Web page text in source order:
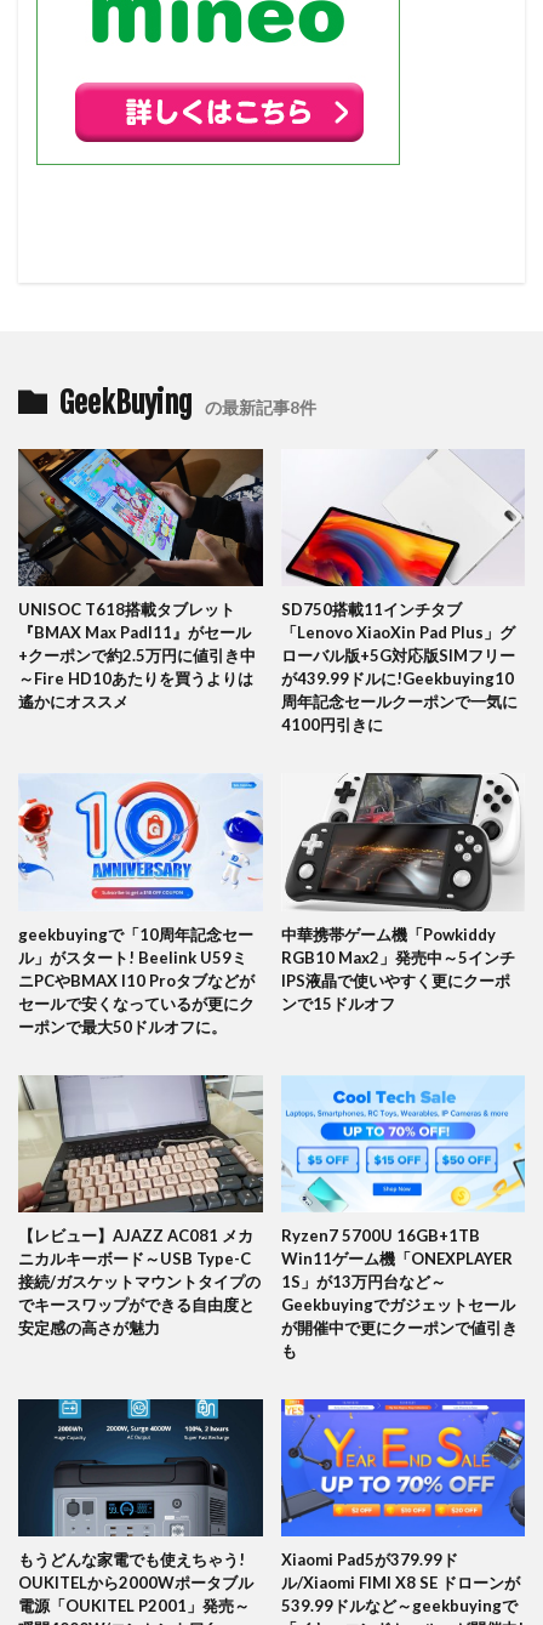
GeekBuying の最新記事8件
UNISOC T618搭載タブレット
『BMAX Max PadI11』がセール
+クーポンで約2.5万円に値引き中
～Fire HD10あたりを買うよりは
遙かにオススメ
SD750搭載11インチタブ
「Lenovo XiaoXin Pad Plus」グ
ローバル版+5G対応版SIMフリー
が439.99ドルに!Geekbuying10
周年記念セールクーポンで一気に
4100円引きに
geekbuyingで「10周年記念セー
ル」がスタート! Beelink U59ミ
ニPCやBMAX I10 Proタブなどが
セールで安くなっているが更にク
ーポンで最大50ドルオフに。
中華携帯ゲーム機「Powkiddy
RGB10 Max2」発売中～5インチ
IPS液晶で使いやすく更にクーポ
ンで15ドルオフ
【レビュー】AJAZZ AC081 メカ
ニカルキーボード～USB Type-C
接続/ガスケットマウントタイプの
でキースワップができる自由度と
安定感の高さが魅力
Ryzen7 5700U 16GB+1TB
Win11ゲーム機「ONEXPLAYER
1S」が13万円台など～
Geekbuyingでガジェットセール
が開催中で更にクーポンで値引き
も
もうどんな家電でも使えちゃう!
OUKITELから2000Wポータブル
電源「OUKITEL P2001」発売～
Xiaomi Pad5が379.99ド
ル/Xiaomi FIMI X8 SE ドローンが
539.99ドルなど～geekbuyingで